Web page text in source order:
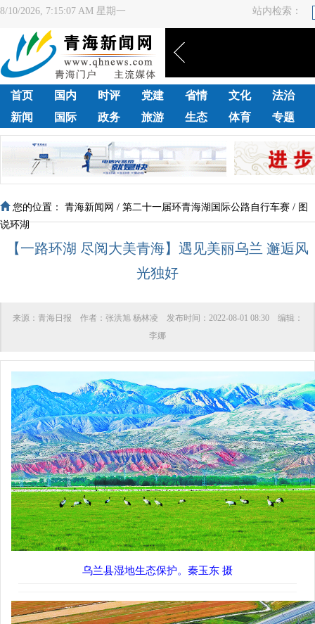
8/10/2026, 7:15:08 AM 星期一 站内检索：
首页 国内 时评 党建 省情 文化
法治
新闻
国际 政务 旅游 生态 体育 专题
您的位置： 青海新闻网 / 第二十一届环青海湖国际公路自行车赛 / 图
说环湖
【一路环湖 尽阅大美青海】遇见美丽乌兰 邂逅风
光独好
来源： 青海日报 作者： 张洪旭 杨林凌 发布时间： 2022-08-01 08:30编辑：
李娜
乌兰县湿地生态保护。秦玉东 摄